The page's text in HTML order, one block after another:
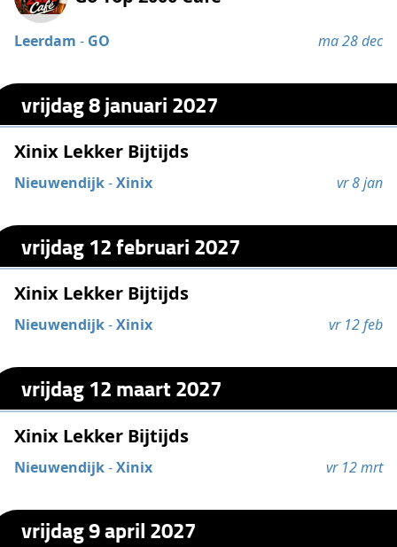
Leerdam - GO ma 28 dec
vrijdag 8 januari 2027
Xinix Lekker Bijtijds
Nieuwendijk-Xinix vr 8 jan
vrijdag 12 februari 2027
Xinix Lekker Bijtijds
Nieuwendijk-Xinix vr 12 feb
vrijdag 12 maart 2027
Xinix Lekker Bijtijds
Nieuwendijk-Xinix vr 12 mrt
vrijdag 9 april 2027